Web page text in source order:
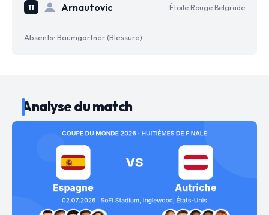
Arnautovic Étoile Rouge Belgrade
Absents: Baumgartner (Blessure)
Analyse du match